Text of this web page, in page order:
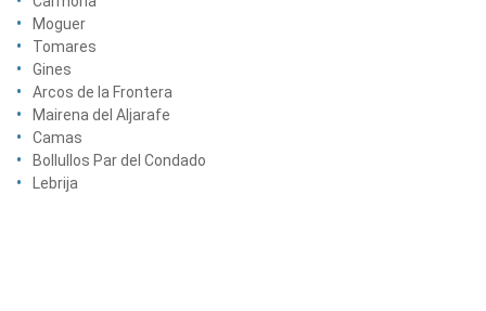
Moguer
Tomares
Gines
Arcos de la Frontera
Mairena del Aljarafe
Camas
Bollullos Par del Condado
Lebrija